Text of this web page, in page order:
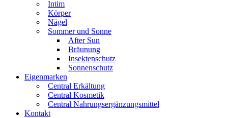
Intim
Körper
Nägel
Sommer und Sonne
After Sun
Bräunung
Insektenschutz
Sonnenschutz
Eigenmarken
Central Erkältung
Central Kosmetik
Central Nahrungsergänzungsmittel
Kontakt